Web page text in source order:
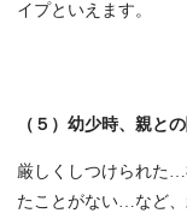
イプといえます。
（５）幼少時、親と
厳しくしつけられた
たことがない…など、